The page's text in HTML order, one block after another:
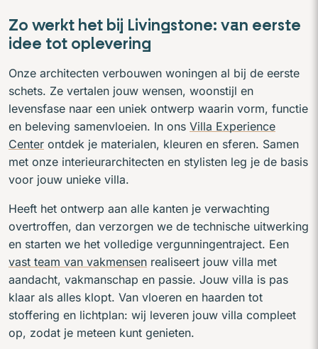
Zo werkt het bij Livingstone: van eerste
idee tot oplevering
Onze architecten verbouwen woningen al bij de eerste
schets. Ze vertalen jouw wensen, woonstijl en
levensfase naar een uniek ontwerp waarin vorm, functie
en beleving samenvloeien. In ons Villa Experience
Center ontdek je materialen, kleuren en sferen. Samen
met onze interieurarchitecten en stylisten leg je de basis
voor jouw unieke villa.
Heeft het ontwerp aan alle kanten je verwachting
overtroffen, dan verzorgen we de technische uitwerking
en starten we het volledige vergunningentraject. Een
vast team van vakmensen realiseert jouw villa met
aandacht, vakmanschap en passie. Jouw villa is pas
klaar als alles klopt. Van vloeren en haarden tot
stoffering en lichtplan: wij leveren jouw villa compleet
op, zodat je meteen kunt genieten.